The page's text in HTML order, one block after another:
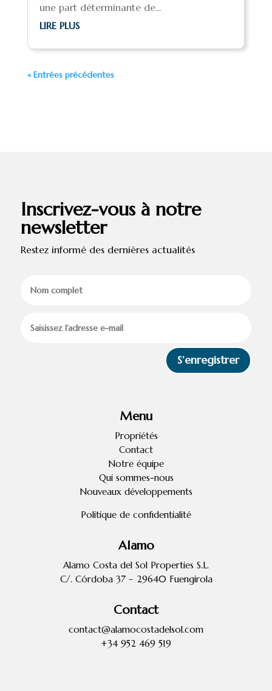
une part déterminante de...
LIRE PLUS
« Entrées précédentes
Inscrivez-vous à notre
newsletter
Restez informé des dernières actualités
S’enregistrer
Menu
Propriétés
Contact
Notre équipe
Qui sommes-nous
Nouveaux développements
Politique de confidentialité
Alamo
Alamo Costa del Sol Properties S.L.
C/. Córdoba 37 – 29640 Fuengirola
Contact
contact@alamocostadelsol.com
+34 952 469 519